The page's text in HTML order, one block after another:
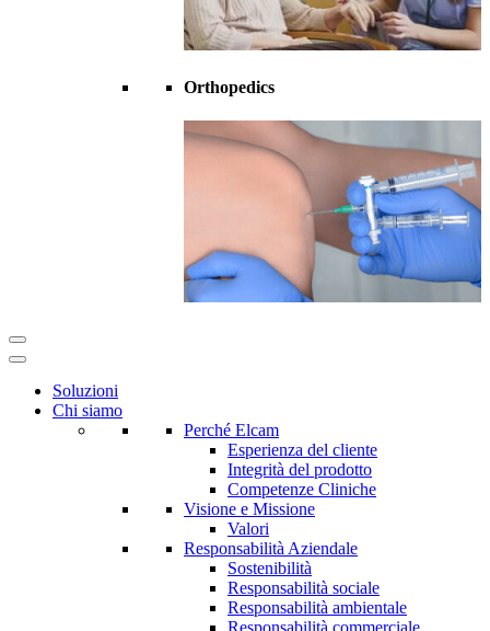
Orthopedics
Soluzioni
Chi siamo
Perché Elcam
Esperienza del cliente
Integrità del prodotto
Competenze Cliniche
Visione e Missione
Valori
Responsabilità Aziendale
Sostenibilità
Responsabilità sociale
Responsabilità ambientale